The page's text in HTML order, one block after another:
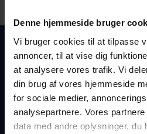
Denne hjemmeside bruger
Vi bruger cookies til at tilpasse
annoncer, til at vise dig
at analysere vores trafik. Vi
din brug af vores hjemmeside
for sociale medier,
analysepartnere. Vores
data med andre oplysninger, du